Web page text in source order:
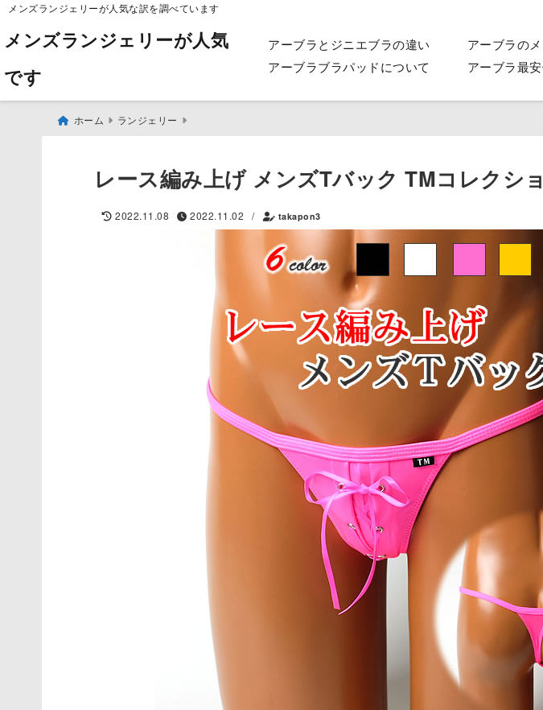
メンズランジェリーが人気な訳を調べています
メンズランジェリーが人気
です
アーブラとジニエブラの違い アーブラの
アーブラブラパッドについて
アーブラ最
ホーム ランジェリー
レース編み上げ メンズTバック TMコレクシ
2022.11.08 2022.11.02 / takapon3